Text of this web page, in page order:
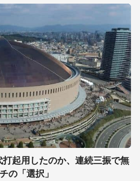
打起用したのか、連続三振で無
の「選択」